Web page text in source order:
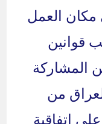
العمل
قوانين
المشاركة
من
اتفاقية